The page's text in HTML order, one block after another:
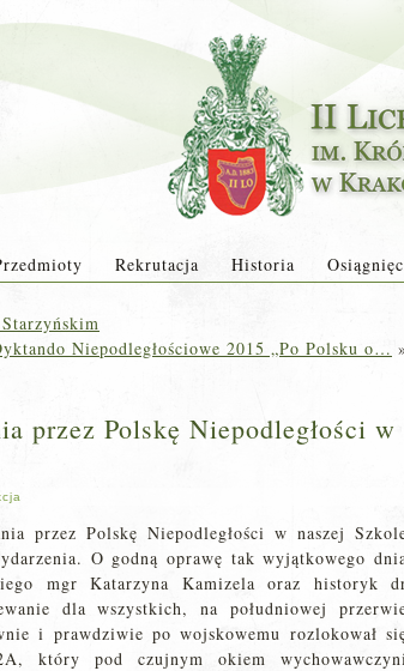
Rekrutacja Historia
Niepodległościowe 2015 „Po Polsku o… »
przez Polskę Niepodległości w
przez Polskę Niepodległości w naszej
O godną oprawę tak wyjątkowego
mgr Katarzyna Kamizela oraz historyk
dla wszystkich, na południowej
i prawdziwie po wojskowemu rozlokował
który pod czujnym okiem